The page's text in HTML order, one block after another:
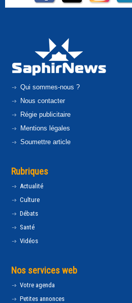
Qui sommes-nous ?
Nous contacter
Régie publicitaire
Mentions légales
Soumettre article
Rubriques
Actualité
Culture
Débats
Santé
Vidéos
Nos services web
Votre agenda
Petites annonces